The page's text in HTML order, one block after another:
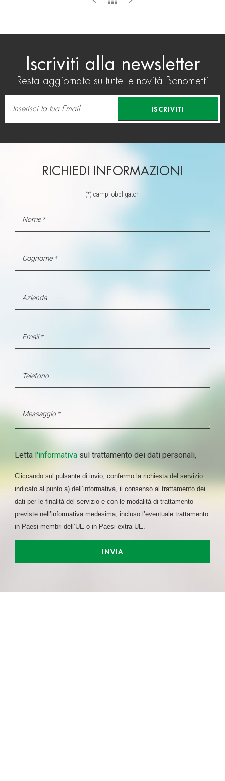
Iscriviti alla newsletter
Resta aggiornato su tutte le novità Bonometti
ISCRIVITI
RICHIEDI INFORMAZIONI
(*) campi obbligatori
Letta l'informativasul trattamento dei dati personali,
Cliccando sul pulsante di invio, confermo la richiesta del servizio
indicato al punto a) dell’informativa, il consenso al trattamento dei
dati per le finalità del servizio e con le modalità di trattamento
previste nell’informativa medesima, incluso l’eventuale trattamento
in Paesi membri dell’UE o in Paesi extra UE.
INVIA